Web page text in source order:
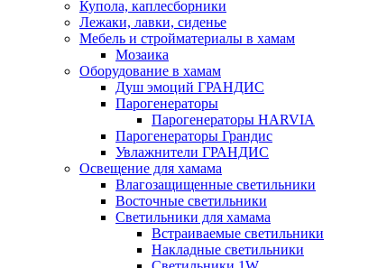
Купола, каплесборники
Лежаки, лавки, сиденье
Мебель и стройматериалы в хамам
Мозаика
Оборудование в хамам
Душ эмоций ГРАНДИС
Парогенераторы
Парогенераторы HARVIA
Парогенераторы Грандис
Увлажнители ГРАНДИС
Освещение для хамама
Влагозащищенные светильники
Восточные светильники
Светильники для хамама
Встраиваемые светильники
Накладные светильники